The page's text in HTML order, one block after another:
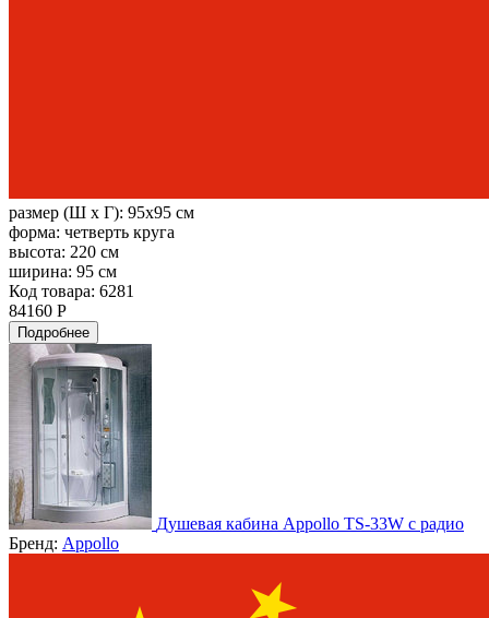
размер (Ш х Г): 95x95 см
форма: четверть круга
высота: 220 см
ширина: 95 см
Код товара: 6281
84160 Р
Подробнее
Душевая кабина Appollo TS-33W с радио
Бренд: Appollo